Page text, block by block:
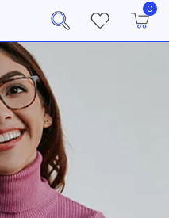
0